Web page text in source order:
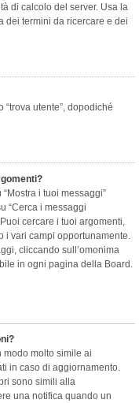
di calcolo del server. Usa la
dei termini da ricercare e dei
“trova utente”, dopodiché
i tuoi messaggi”
“Cerca i messaggi
cercare i tuoi argomenti,
i vari campi opportunamente.
cliccando sull’omonima
in ogni pagina della Board.
modo molto simile ai
in caso di aggiornamento.
sono simili alla
una notifica quando un